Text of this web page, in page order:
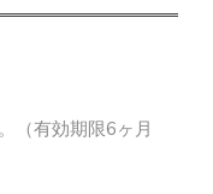
（有効期限6ヶ月